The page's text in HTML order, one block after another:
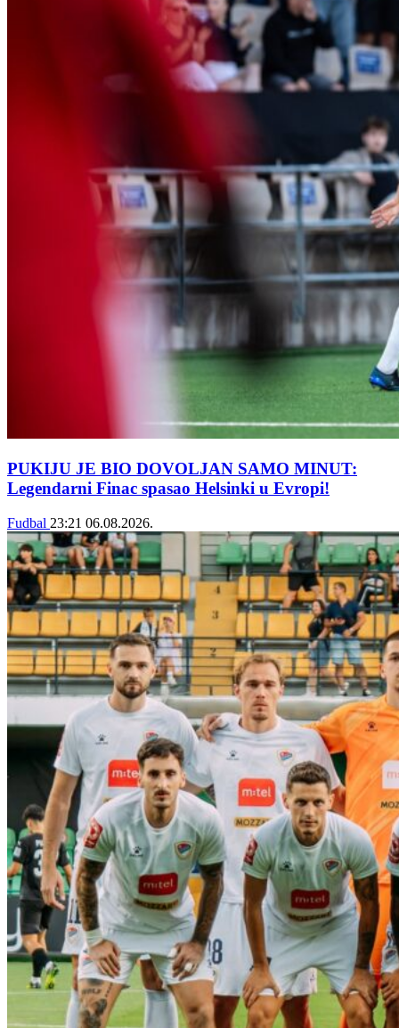
PUKIJU JE BIO DOVOLJAN SAMO MINUT:
Legendarni Finac spasao Helsinki u Evropi!
Fudbal 23:21 06.08.2026.